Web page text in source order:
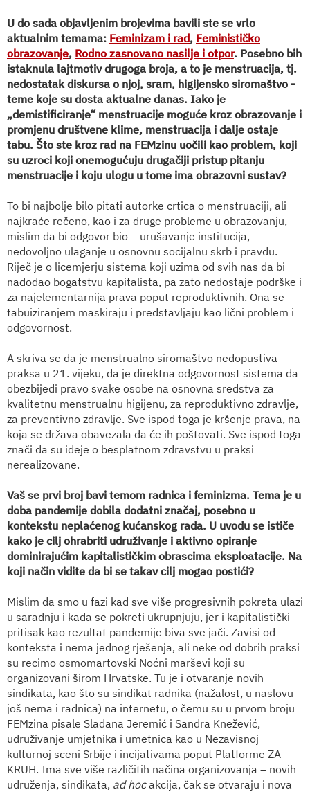
U do sada objavljenim brojevima bavili ste se vrlo
aktualnim temama: Feminizam i rad, Feminističko
obrazovanje, Rodno zasnovano nasilje i otpor. Posebno bih
istaknula lajtmotiv drugoga broja, a to je menstruacija, tj.
nedostatak diskursa o njoj, sram, higijensko siromaštvo -
teme koje su dosta aktualne danas. Iako je
„demistificiranje“ menstruacije moguće kroz obrazovanje i
promjenu društvene klime, menstruacija i dalje ostaje
tabu. Što ste kroz rad na FEMzinu uočili kao problem, koji
su uzroci koji onemogućuju drugačiji pristup pitanju
menstruacije i koju ulogu u tome ima obrazovni sustav?
To bi najbolje bilo pitati autorke crtica o menstruaciji, ali
najkraće rečeno, kao i za druge probleme u obrazovanju,
mislim da bi odgovor bio – urušavanje institucija,
nedovoljno ulaganje u osnovnu socijalnu skrb i pravdu.
Riječ je o licemjerju sistema koji uzima od svih nas da bi
nadodao bogatstvu kapitalista, pa zato nedostaje podrške i
za najelementarnija prava poput reproduktivnih. Ona se
tabuiziranjem maskiraju i predstavljaju kao lični problem i
odgovornost.
A skriva se da je menstrualno siromaštvo nedopustiva
praksa u 21. vijeku, da je direktna odgovornost sistema da
obezbijedi pravo svake osobe na osnovna sredstva za
kvalitetnu menstrualnu higijenu, za reproduktivno zdravlje,
za preventivno zdravlje. Sve ispod toga je kršenje prava, na
koja se država obavezala da će ih poštovati. Sve ispod toga
znači da su ideje o besplatnom zdravstvu u praksi
nerealizovane.
Vaš se prvi broj bavi temom radnica i feminizma. Tema je u
doba pandemije dobila dodatni značaj, posebno u
kontekstu neplaćenog kućanskog rada. U uvodu se ističe
kako je cilj ohrabriti udruživanje i aktivno opiranje
dominirajućim kapitalističkim obrascima eksploatacije. Na
koji način vidite da bi se takav cilj mogao postići?
Mislim da smo u fazi kad sve više progresivnih pokreta ulazi
u saradnju i kada se pokreti ukrupnjuju, jer i kapitalistički
pritisak kao rezultat pandemije biva sve jači. Zavisi od
konteksta i nema jednog rješenja, ali neke od dobrih praksi
su recimo osmomartovski Noćni marševi koji su
organizovani širom Hrvatske. Tu je i otvaranje novih
sindikata, kao što su sindikat radnika (nažalost, u naslovu
još nema i radnica) na internetu, o čemu su u prvom broju
FEMzina pisale Slađana Jeremić i Sandra Knežević,
udruživanje umjetnika i umetnica kao u Nezavisnoj
kulturnoj sceni Srbije i incijativama poput Platforme ZA
KRUH. Ima sve više različitih načina organizovanja – novih
udruženja, sindikata, ad hocakcija, čak se otvaraju i nova